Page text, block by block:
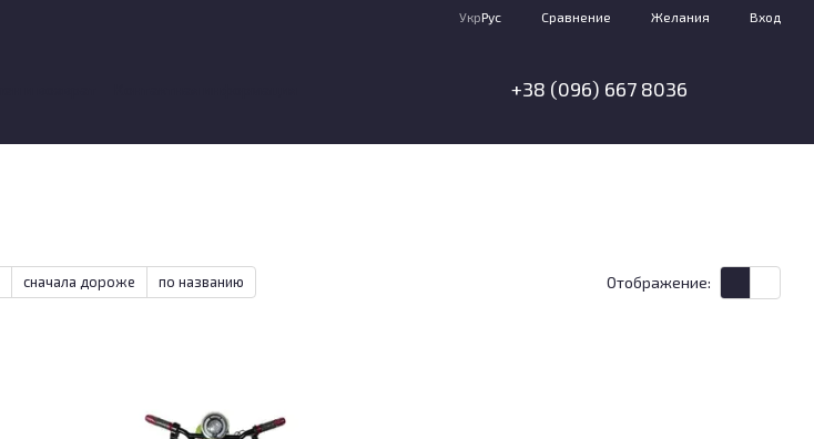
УкрРус Сравнение Желания Вход
+38 (096) 667 8036
сначала дороже по названию Отображение: